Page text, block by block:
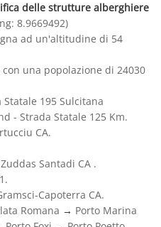
delle strutture alberghiere
8.9669492)
ad un'altitudine di 54
una popolazione di 24030
195 Sulcitana
- Strada Statale 125 Km.
CA.
Santadi CA .
Capoterra CA.
Romana → Porto Marina